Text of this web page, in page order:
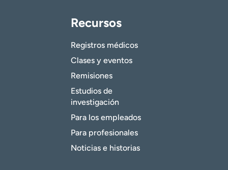
Recursos
Registros médicos
Clases y eventos
Remisiones
Estudios de
investigación
Para los empleados
Para profesionales
Noticias e historias